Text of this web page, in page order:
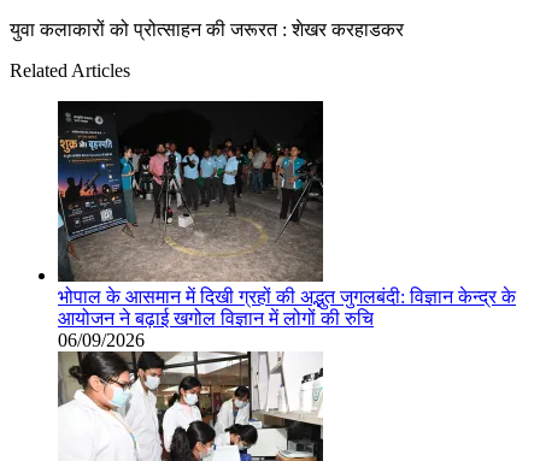
युवा कलाकारों को प्रोत्साहन की जरूरत : शेखर करहाडकर
Related Articles
भोपाल के आसमान में दिखी ग्रहों की अद्भुत जुगलबंदी: विज्ञान केन्द्र के
आयोजन ने बढ़ाई खगोल विज्ञान में लोगों की रुचि
06/09/2026